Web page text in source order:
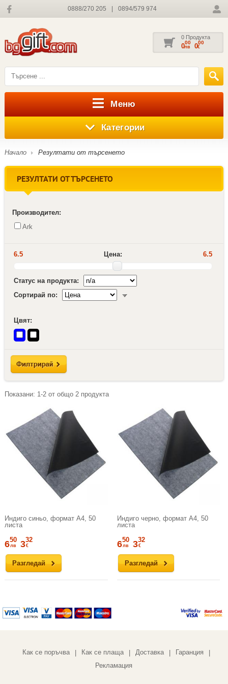
0888/270 205 0894/579 974
0 Продукта
000
лв 000
€
Меню
Категории
Начало Резултати от търсенето
РЕЗУЛТАТИ ОТ ТЪРСЕНЕТО
Производител:
Ark
6.5 Цена: 6.5
Статус на продукта:
Сортирай по:
Цвят:
Показани: 1-2от общо 2продукта
Индиго синьо, формат А4, 50
листа
Разгледай
650
лв 332
€
Индиго черно, формат А4, 50
листа
Разгледай
650
лв 332
€
Как се поръчва Как се плаща Доставка Гаранция
Рекламация